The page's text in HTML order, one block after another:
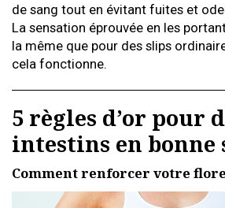
de sang tout en évitant fuites et
La sensation éprouvée en les
la même que pour des slips
cela fonctionne.
5 règles d’or pour
intestins en bonne
Comment renforcer votre